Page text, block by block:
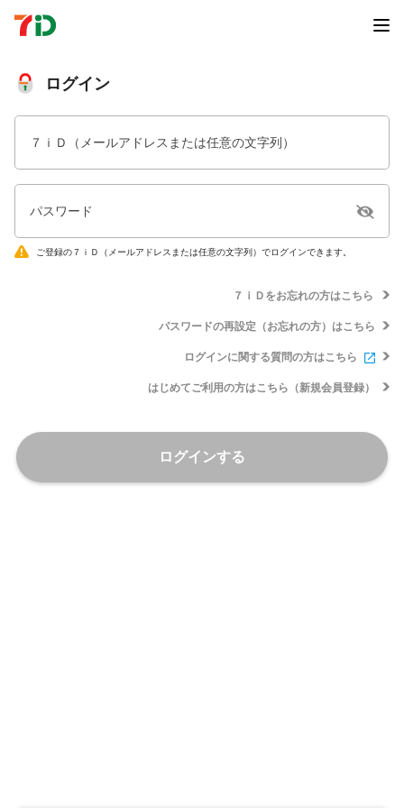
ログイン
７ｉＤ（メールアドレスまたは任意の文字列）
パスワード
ご登録の７ｉＤ（メールアドレスまたは任意の文字列）でログインできます。
７ｉＤをお忘れの方はこちら
パスワードの再設定（お忘れの方）はこちら
ログインに関する質問の方はこちら
はじめてご利用の方はこちら（新規会員登録）
ログインする